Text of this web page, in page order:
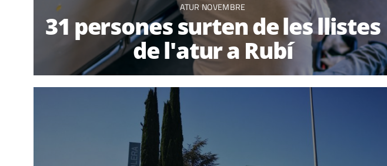
ATUR NOVEMBRE
31 persones surten de les llistes
de l'atur a Rubí